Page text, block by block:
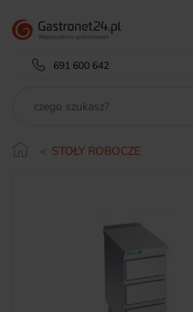
691 600 642
STOŁY ROBOCZE